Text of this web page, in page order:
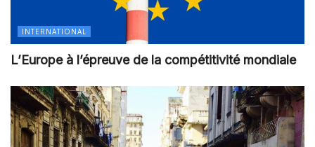
INTERNATIONAL
L’Europe à l’épreuve de la compétitivité mondiale